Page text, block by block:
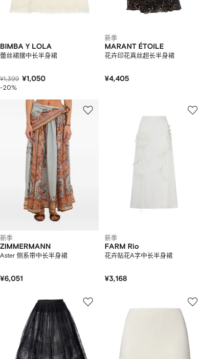
BIMBA Y LOLA
蕾丝裙摆中长半身裙
¥1,399 ¥1,050
-20%
新季
MARANT ÉTOILE
花卉印花真丝超长半身裙
¥4,405
新季
ZIMMERMANN
Aster 侧系带中长半身裙
¥6,051
新季
FARM Rio
花卉贴花A字中长半身裙
¥3,168